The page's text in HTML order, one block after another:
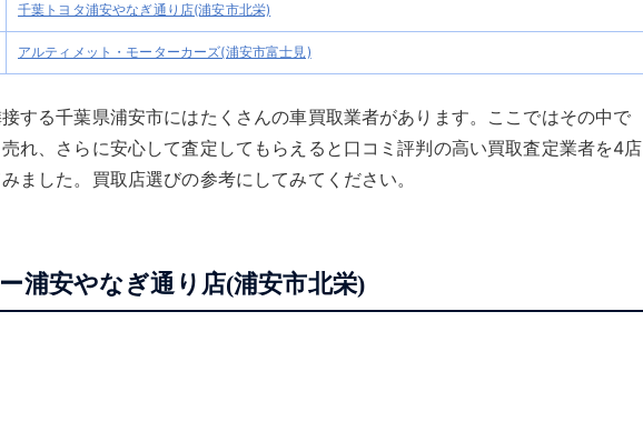
千葉トヨタ浦安やなぎ通り店(浦安市北栄)
アルティメット・モーターカーズ(浦安市富士見)
する千葉県浦安市にはたくさんの車買取業者があります。ここではその中で
れ、さらに安心して査定してもらえると口コミ評判の高い買取査定業者を4店
ました。買取店選びの参考にしてみてください。
浦安やなぎ通り店(浦安市北栄)